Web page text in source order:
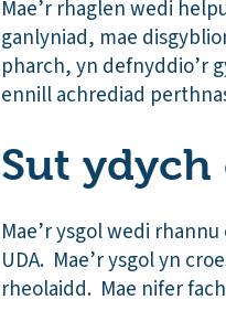
Mae’r rhaglen wedi
ganlyniad, mae
pharch, yn defnyddio’r
ennill achrediad
Sut
Mae’r ysgol wedi
UDA. Mae’r ysgol yn
rheolaidd. Mae nifer